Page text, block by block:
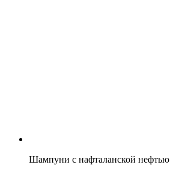
Шампуни с нафталанской нефтью